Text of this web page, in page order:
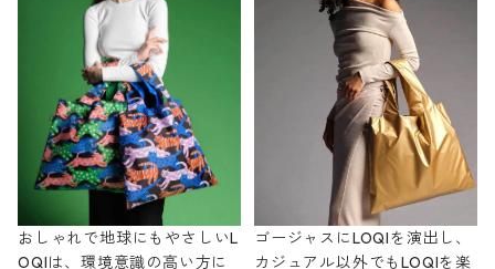
おしゃれで地球にもやさしいL
OQIは、環境意識の高い方に
ゴージャスにLOQIを演出し、
カジュアル以外でもLOQIを楽